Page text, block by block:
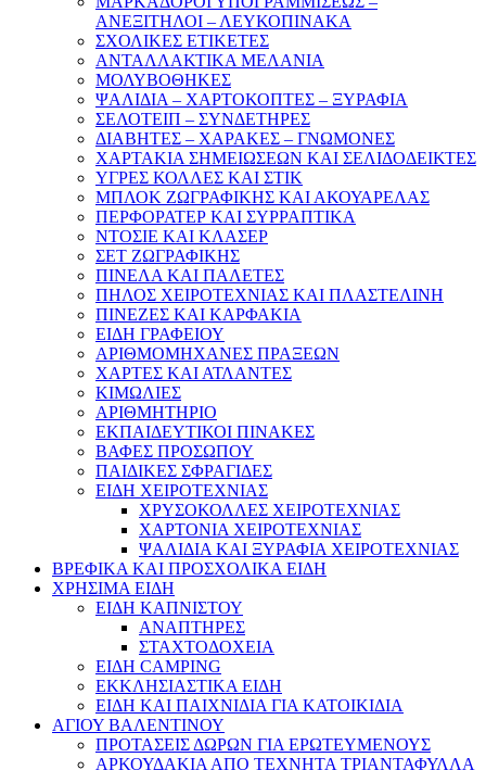
ΑΝΕΞΙΤΗΛΟΙ – ΛΕΥΚΟΠΙΝΑΚΑ
ΣΧΟΛΙΚΕΣ ΕΤΙΚΕΤΕΣ
ΑΝΤΑΛΛΑΚΤΙΚΑ ΜΕΛΑΝΙΑ
ΜΟΛΥΒΟΘΗΚΕΣ
ΨΑΛΙΔΙΑ – ΧΑΡΤΟΚΟΠΤΕΣ – ΞΥΡΑΦΙΑ
ΣΕΛΟΤΕΙΠ – ΣΥΝΔΕΤΗΡΕΣ
ΔΙΑΒΗΤΕΣ – ΧΑΡΑΚΕΣ – ΓΝΩΜΟΝΕΣ
ΧΑΡΤΑΚΙΑ ΣΗΜΕΙΩΣΕΩΝ ΚΑΙ ΣΕΛΙΔΟΔΕΙΚΤΕΣ
ΥΓΡΕΣ ΚΟΛΛΕΣ ΚΑΙ ΣΤΙΚ
ΜΠΛΟΚ ΖΩΓΡΑΦΙΚΗΣ ΚΑΙ ΑΚΟΥΑΡΕΛΑΣ
ΠΕΡΦΟΡΑΤΕΡ ΚΑΙ ΣΥΡΡΑΠΤΙΚΑ
ΝΤΟΣΙΕ ΚΑΙ ΚΛΑΣΕΡ
ΣΕΤ ΖΩΓΡΑΦΙΚΗΣ
ΠΙΝΕΛΑ ΚΑΙ ΠΑΛΕΤΕΣ
ΠΗΛΟΣ ΧΕΙΡΟΤΕΧΝΙΑΣ ΚΑΙ ΠΛΑΣΤΕΛΙΝΗ
ΠΙΝΕΖΕΣ ΚΑΙ ΚΑΡΦΑΚΙΑ
ΕΙΔΗ ΓΡΑΦΕΙΟΥ
ΑΡΙΘΜΟΜΗΧΑΝΕΣ ΠΡΑΞΕΩΝ
ΧΑΡΤΕΣ ΚΑΙ ΑΤΛΑΝΤΕΣ
ΚΙΜΩΛΙΕΣ
ΑΡΙΘΜΗΤΗΡΙΟ
ΕΚΠΑΙΔΕΥΤΙΚΟΙ ΠΙΝΑΚΕΣ
ΒΑΦΕΣ ΠΡΟΣΩΠΟΥ
ΠΑΙΔΙΚΕΣ ΣΦΡΑΓΙΔΕΣ
ΕΙΔΗ ΧΕΙΡΟΤΕΧΝΙΑΣ
ΧΡΥΣΟΚΟΛΛΕΣ ΧΕΙΡΟΤΕΧΝΙΑΣ
ΧΑΡΤΟΝΙΑ ΧΕΙΡΟΤΕΧΝΙΑΣ
ΨΑΛΙΔΙΑ ΚΑΙ ΞΥΡΑΦΙΑ ΧΕΙΡΟΤΕΧΝΙΑΣ
ΒΡΕΦΙΚΑ ΚΑΙ ΠΡΟΣΧΟΛΙΚΑ ΕΙΔΗ
ΧΡΗΣΙΜΑ ΕΙΔΗ
ΕΙΔΗ ΚΑΠΝΙΣΤΟΥ
ΑΝΑΠΤΗΡΕΣ
ΣΤΑΧΤΟΔΟΧΕΙΑ
ΕΙΔΗ CAMPING
ΕΚΚΛΗΣΙΑΣΤΙΚΑ ΕΙΔΗ
ΕΙΔΗ ΚΑΙ ΠΑΙΧΝΙΔΙΑ ΓΙΑ ΚΑΤΟΙΚΙΔΙΑ
ΑΓΙΟΥ ΒΑΛΕΝΤΙΝΟΥ
ΠΡΟΤΑΣΕΙΣ ΔΩΡΩΝ ΓΙΑ ΕΡΩΤΕΥΜΕΝΟΥΣ
ΑΡΚΟΥΔΑΚΙΑ ΑΠΟ ΤΕΧΝΗΤΑ ΤΡΙΑΝΤΑΦΥΛΛΑ